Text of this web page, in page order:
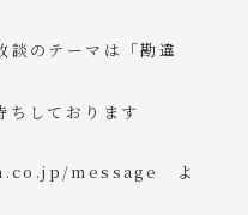
わせ
えください
談のテーマは「勘違
ちしております
message
よ